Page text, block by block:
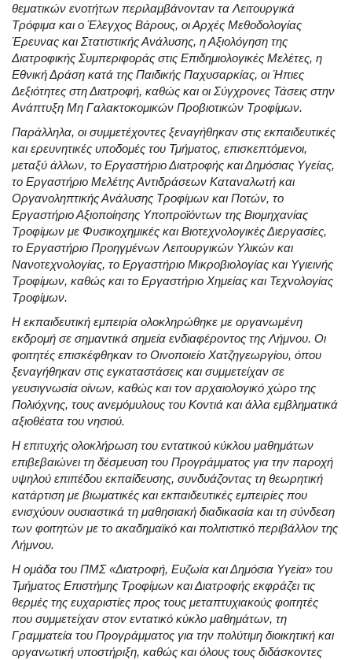
θεματικών ενοτήτων περιλαμβάνονταν τα Λειτουργικά
Τρόφιμα και ο Έλεγχος Βάρους, οι Αρχές Μεθοδολογίας
Έρευνας και Στατιστικής Ανάλυσης, η Αξιολόγηση της
Διατροφικής Συμπεριφοράς στις Επιδημιολογικές Μελέτες, η
Εθνική Δράση κατά της Παιδικής Παχυσαρκίας, οι Ήπιες
Δεξιότητες στη Διατροφή, καθώς και οι Σύγχρονες Τάσεις στην
Ανάπτυξη Μη Γαλακτοκομικών Προβιοτικών Τροφίμων.
Παράλληλα, οι συμμετέχοντες ξεναγήθηκαν στις εκπαιδευτικές
και ερευνητικές υποδομές του Τμήματος, επισκεπτόμενοι,
μεταξύ άλλων, το Εργαστήριο Διατροφής και Δημόσιας Υγείας,
το Εργαστήριο Μελέτης Αντιδράσεων Καταναλωτή και
Οργανοληπτικής Ανάλυσης Τροφίμων και Ποτών, το
Εργαστήριο Αξιοποίησης Υποπροϊόντων της Βιομηχανίας
Τροφίμων με Φυσικοχημικές και Βιοτεχνολογικές Διεργασίες,
το Εργαστήριο Προηγμένων Λειτουργικών Υλικών και
Νανοτεχνολογίας, το Εργαστήριο Μικροβιολογίας και Υγιεινής
Τροφίμων, καθώς και το Εργαστήριο Χημείας και Τεχνολογίας
Τροφίμων.
Η εκπαιδευτική εμπειρία ολοκληρώθηκε με οργανωμένη
εκδρομή σε σημαντικά σημεία ενδιαφέροντος της Λήμνου. Οι
φοιτητές επισκέφθηκαν το Οινοποιείο Χατζηγεωργίου, όπου
ξεναγήθηκαν στις εγκαταστάσεις και συμμετείχαν σε
γευσιγνωσία οίνων, καθώς και τον αρχαιολογικό χώρο της
Πολιόχνης, τους ανεμόμυλους του Κοντιά και άλλα εμβληματικά
αξιοθέατα του νησιού.
Η επιτυχής ολοκλήρωση του εντατικού κύκλου μαθημάτων
επιβεβαιώνει τη δέσμευση του Προγράμματος για την παροχή
υψηλού επιπέδου εκπαίδευσης, συνδυάζοντας τη θεωρητική
κατάρτιση με βιωματικές και εκπαιδευτικές εμπειρίες που
ενισχύουν ουσιαστικά τη μαθησιακή διαδικασία και τη σύνδεση
των φοιτητών με το ακαδημαϊκό και πολιτιστικό περιβάλλον της
Λήμνου.
Η ομάδα του ΠΜΣ «Διατροφή, Ευζωία και Δημόσια Υγεία» του
Τμήματος Επιστήμης Τροφίμων και Διατροφής εκφράζει τις
θερμές της ευχαριστίες προς τους μεταπτυχιακούς φοιτητές
που συμμετείχαν στον εντατικό κύκλο μαθημάτων, τη
Γραμματεία του Προγράμματος για την πολύτιμη διοικητική και
οργανωτική υποστήριξη, καθώς και όλους τους διδάσκοντες